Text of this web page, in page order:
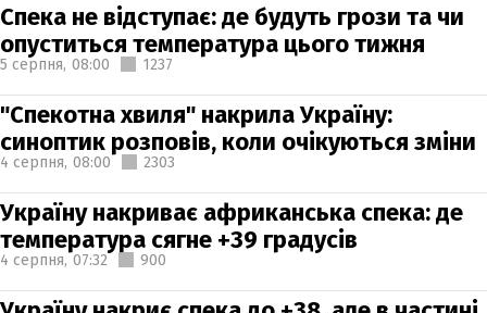
Спека не відступає: де будуть грози та чи
опуститься температура цього тижня
5 серпня, 08:00 1237
"Спекотна хвиля" накрила Україну:
синоптик розповів, коли очікуються зміни
4 серпня, 08:00 2303
Україну накриває африканська спека: де
температура сягне +39 градусів
4 серпня, 07:32 900